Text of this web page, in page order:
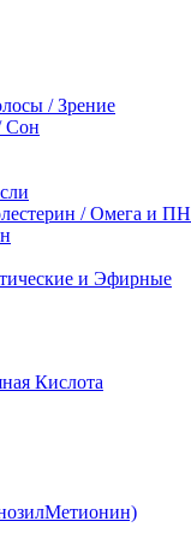
/ Зрение
Сон
/ Омега и
и Эфирные
Кислота